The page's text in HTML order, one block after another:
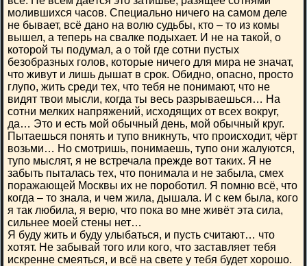
молившихся часов. Специально ничего на самом деле
не бывает, всё дано на волю судьбы, кто – то из комы
вышел, а теперь на свалке подыхает. И не на такой, о
которой ты подумал, а о той где сотни пустых
безобразных голов, которые ничего для мира не значат,
что живут и лишь дышат в срок. Обидно, опасно, просто
глупо, жить среди тех, что тебя не понимают, что не
видят твои мысли, когда ты весь разрываешься… На
сотни мелких напряжений, исходящих от всех вокруг,
да… Это и есть мой обычный день, мой обычный круг.
Пытаешься понять и тупо вникнуть, что происходит, чёрт
возьми… Но смотришь, понимаешь, тупо они жалуются,
тупо мыслят, я не встречала прежде вот таких. Я не
забыть пыталась тех, что понимала и не забыла, смех
поражающей Москвы их не пороботил. Я помню всё, что
когда – то знала, и чем жила, дышала. И с кем была, кого
я так любила, я верю, что пока во мне живёт эта сила,
сильнее моей стены нет…
Я буду жить и буду улыбаться, и пусть считают… что
хотят. Не забывай того или кого, что заставляет тебя
искренне смеяться, и всё на свете у тебя будет хорошо.